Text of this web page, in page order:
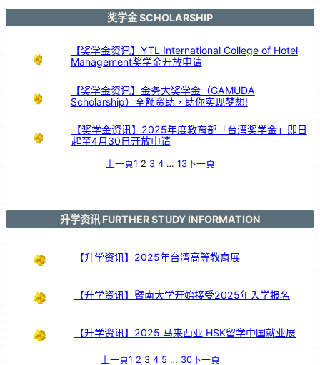
优
秀
奖学金 SCHOLARSHIP
【奖学金资讯】YTL International College of Hotel
Management奖学金开放申请
【奖学金资讯】金务大奖学金（GAMUDA
Scholarship）全额资助，助你实现梦想!
【奖学金资讯】2025年度教育部「台湾奖学金」即日
起至4月30日开放申请
上一頁1 2 3 4 … 13下一頁
升学资讯 FURTHER STUDY INFORMATION
【升学资讯】2025年台湾高等教育展
【升学资讯】暨南大学开始接受2025年入学报名
【升学资讯】2025 马来西亚 HSK留学中国就业展
上一頁1 2 3 4 5 … 30下一頁